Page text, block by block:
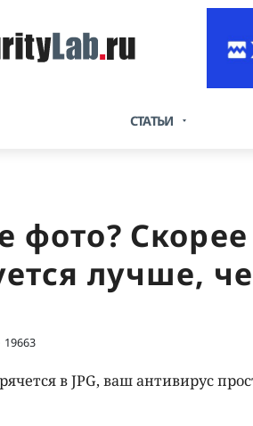
СТАТЬИ
фото?
лучше,
19663
в JPG, ваш антивирус